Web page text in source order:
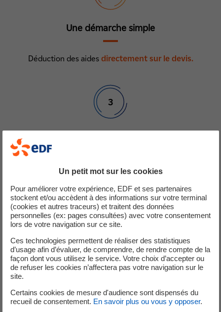
Une démarche simple
Déduction des aides directement sur le devis.
3
Il vous suffit de choisir le professionnel qui vous convient
Aides
Chauffe-eau solaire
Jusqu’à 1000 € d’économies pour l'achat d'un chauffe-eau
solaire.
Un petit mot sur les cookies
Pour améliorer votre expérience, EDF et ses partenaires
stockent et/ou accèdent à des informations sur votre terminal
(cookies et autres traceurs) et traitent des données
personnelles (ex: pages consultées) avec votre consentement
lors de votre navigation sur ce site.
Ces technologies permettent de réaliser des statistiques
d’usage afin d’évaluer, de comprendre, de rendre compte de la
façon dont vous utilisez le service. Votre choix d’accepter ou
de refuser les cookies n’affectera pas votre navigation sur le
site.
Certains cookies de mesure d'audience sont dispensés du
recueil de consentement. En savoir plus ou vous y opposer.